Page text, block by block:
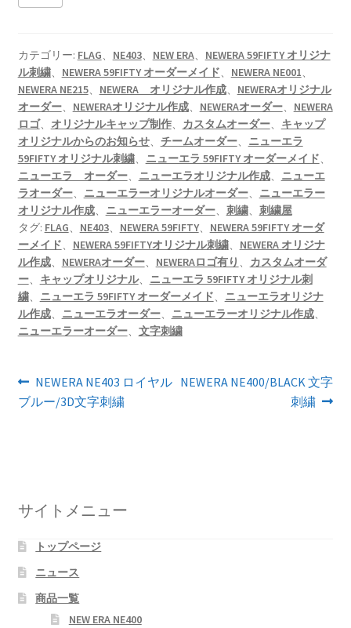
カテゴリー: FLAG、 NE403、 NEW ERA、 NEWERA 59FIFTY オリジナ
ル刺繍、 NEWERA 59FIFTY オーダーメイド、 NEWERA NE001、
NEWERA NE215、 NEWERA オリジナル作成、 NEWERAオリジナル
オーダー、 NEWERAオリジナル作成、 NEWERAオーダー、 NEWERA
ロゴ、 オリジナルキャップ制作、 カスタムオーダー、 キャップ
オリジナルからのお知らせ、 チームオーダー、 ニューエラ
59FIFTY オリジナル刺繍、 ニューエラ 59FIFTY オーダーメイド、
ニューエラ オーダー、 ニューエラオリジナル作成、 ニューエ
ラオーダー、 ニューエラーオリジナルオーダー、 ニューエラー
オリジナル作成、 ニューエラーオーダー、 刺繍、 刺繍屋
タグ: FLAG、 NE403、 NEWERA 59FIFTY、 NEWERA 59FIFTY オーダ
ーメイド、 NEWERA 59FIFTYオリジナル刺繍、 NEWERA オリジナ
ル作成、 NEWERAオーダー、 NEWERAロゴ有り 、 カスタムオーダ
ー、 キャップオリジナル、 ニューエラ 59FIFTY オリジナル刺
繍、 ニューエラ 59FIFTY オーダーメイド、 ニューエラオリジナ
ル作成、 ニューエラオーダー、 ニューエラーオリジナル作成、
ニューエラーオーダー、 文字刺繍
投
稿
ゲ
ー
シ
ョ
前
の
NEWERA NE403 ロイヤル
ブルー/3D文字刺繍
次
NEWERA NE400/BLACK 文字
刺繍
サイトメニュー
トップページ
ニュース
商品一覧
NEW ERA NE400